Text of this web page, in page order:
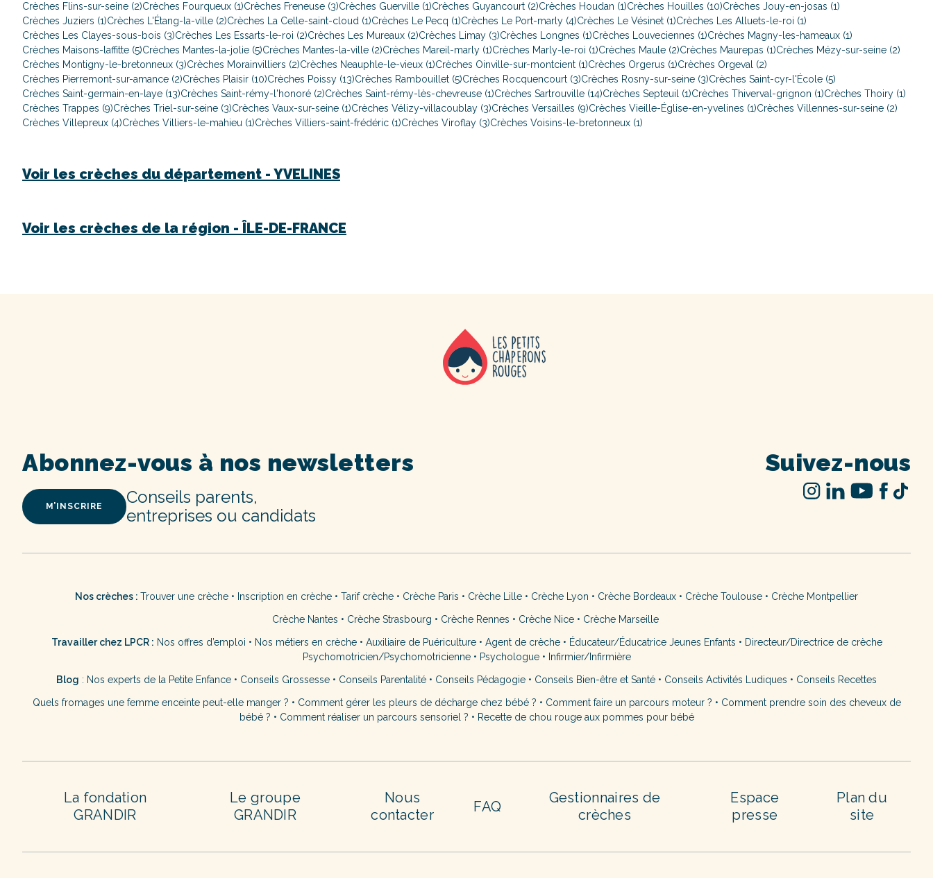
Crèches Flins-sur-seine (2)Crèches Fourqueux (1)Crèches Freneuse (3)Crèches Guerville (1)Crèches Guyancourt (2)Crèches Houdan (1)Crèches Houilles (10)Crèches Jouy-en-josas (1)
Crèches Juziers (1)Crèches L'Étang-la-ville (2)Crèches La Celle-saint-cloud (1)Crèches Le Pecq (1)Crèches Le Port-marly (4)Crèches Le Vésinet (1)Crèches Les Alluets-le-roi (1)
Crèches Les Clayes-sous-bois (3)Crèches Les Essarts-le-roi (2)Crèches Les Mureaux (2)Crèches Limay (3)Crèches Longnes (1)Crèches Louveciennes (1)Crèches Magny-les-hameaux (1)
Crèches Maisons-laffitte (5)Crèches Mantes-la-jolie (5)Crèches Mantes-la-ville (2)Crèches Mareil-marly (1)Crèches Marly-le-roi (1)Crèches Maule (2)Crèches Maurepas (1)Crèches Mézy-sur-seine (2)
Crèches Montigny-le-bretonneux (3)Crèches Morainvilliers (2)Crèches Neauphle-le-vieux (1)Crèches Oinville-sur-montcient (1)Crèches Orgerus (1)Crèches Orgeval (2)
Crèches Pierremont-sur-amance (2)Crèches Plaisir (10)Crèches Poissy (13)Crèches Rambouillet (5)Crèches Rocquencourt (3)Crèches Rosny-sur-seine (3)Crèches Saint-cyr-l'École (5)
Crèches Saint-germain-en-laye (13)Crèches Saint-rémy-l'honoré (2)Crèches Saint-rémy-lès-chevreuse (1)Crèches Sartrouville (14)Crèches Septeuil (1)Crèches Thiverval-grignon (1)Crèches Thoiry (1)
Crèches Trappes (9)Crèches Triel-sur-seine (3)Crèches Vaux-sur-seine (1)Crèches Vélizy-villacoublay (3)Crèches Versailles (9)Crèches Vieille-Église-en-yvelines (1)Crèches Villennes-sur-seine (2)
Crèches Villepreux (4)Crèches Villiers-le-mahieu (1)Crèches Villiers-saint-frédéric (1)Crèches Viroflay (3)Crèches Voisins-le-bretonneux (1)
Voir les crèches du département - YVELINES
Voir les crèches de la région - ÎLE-DE-FRANCE
Abonnez-vous à nos newsletters
M’INSCRIRE
Conseils parents,
entreprises ou candidats
Suivez-nous
Nos crèches : Trouver une crèche • Inscription en crèche • Tarif crèche • Crèche Paris • Crèche Lille • Crèche Lyon • Crèche Bordeaux • Crèche Toulouse • Crèche Montpellier
Crèche Nantes • Crèche Strasbourg • Crèche Rennes • Crèche Nice• Crèche Marseille
Travailler chez LPCR : Nos offres d’emploi • Nos métiers en crèche• Auxiliaire de Puériculture• Agent de crèche• Éducateur/Éducatrice Jeunes Enfants • Directeur/Directrice de crèche
Psychomotricien/Psychomotricienne• Psychologue• Infirmier/Infirmière
Blog : Nos experts de la Petite Enfance • Conseils Grossesse • Conseils Parentalité • Conseils Pédagogie • Conseils Bien-être et Santé • Conseils Activités Ludiques • Conseils Recettes
Quels fromages une femme enceinte peut-elle manger ? • Comment gérer les pleurs de décharge chez bébé ? • Comment faire un parcours moteur ? • Comment prendre soin des cheveux de
bébé ? • Comment réaliser un parcours sensoriel ? • Recette de chou rouge aux pommes pour bébé
La fondation
GRANDIR
Le groupe
GRANDIR
Nous
contacter
FAQ
Gestionnaires de
crèches
Espace
presse
Plan du
site